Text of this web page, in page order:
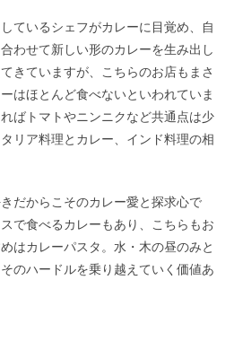
ているシェフがカレーに目覚め、自
わせて新しい形のカレーを生み出し
きていますが、こちらのお店もまさ
はほとんど食べないといわれていま
ばトマトやニンニクなど共通点は少
リア料理とカレー、インド料理の相
だからこそのカレー愛と探求心で
で食べるカレーもあり、こちらもお
はカレーパスタ。水・木の昼のみと
のハードルを乗り越えていく価値あ